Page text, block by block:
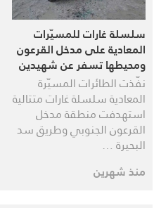
سلسلة غارات للمسيّرات
المعادية على مدخل القرعون
ومحيطها تسفر عن شهيدين
وعدد من الجرحى بينهم عناصر
إسعاف
نفّذت الطائرات المسيّرة
المعادية سلسلة غارات متتالية
استهدفت منطقة مدخل
القرعون الجنوبي وطريق سد
البحيرة …
منذ شهرين